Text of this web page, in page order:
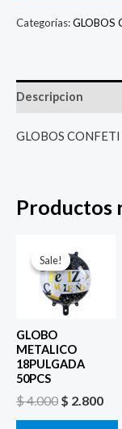
Categorías:GLOBOS
Descripcion
GLOBOS
Productos
Sale!
Sale!
GLOBO
METALICO
18PULGADA
50PCS
$4.000
precio
original
era:
$ 4.000.
$ 2.800